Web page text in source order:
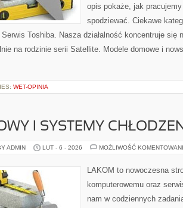
opis pokaże, jak
spodziewać. Ciekawe
Toshiba. Nasza działalność koncentruje się
na rodzinie serii Satellite. Modele domowe i
WET-OPINIA
I SYSTEMY
ADMIN LUT - 6 - 2026 MOŻLIWOŚĆ
LAKOM to nowoczesna
komputerowemu oraz
nam w codziennych